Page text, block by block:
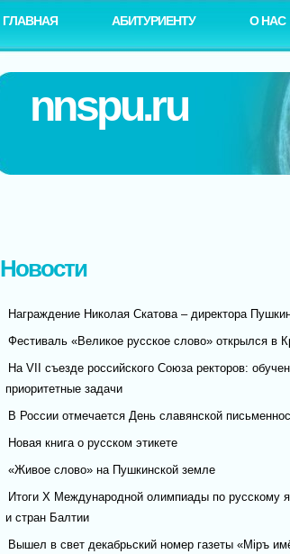
ГЛАВНАЯ АБИТУРИЕНТУ О НАС
nnspu.ru
Новости
Награждение Николая Скатова – директора
Фестиваль «Великое русское слово» открылся в
На VII съезде российского Союза ректоров:
приоритетные задачи
В России отмечается День славянской
Новая книга о русском этикете
«Живое слово» на Пушкинской земле
Итоги X Международной олимпиады по русскому
и стран Балтии
Вышел в свет декабрьский номер газеты «Мiръ